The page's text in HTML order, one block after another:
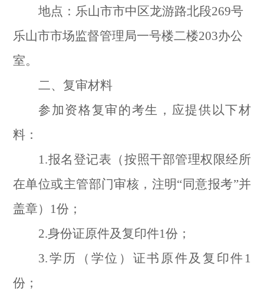
地点： 乐山市市中区龙游路北段269号
乐山市市场监督管理局一号楼二楼203办公
室。
二、复审材料
参加资格复审的考生，应提供以下材
料：
1.报名登记表（按照干部管理权限经所
在单位或主管部门审核，注明“同意报考”并
盖章）1份；
2.身份证原件及复印件1份；
3.学历（学位）证书原件及复印件1
份；